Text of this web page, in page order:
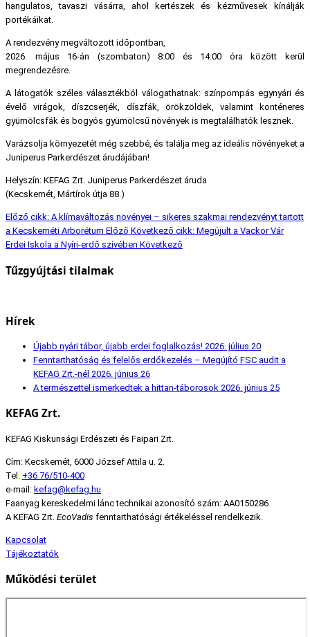
hangulatos, tavaszi vásárra, ahol kertészek és kézművesek kínálják
portékáikat.
A rendezvénymegváltozott időpontban,
2026. május 16-án (szombaton) 8:00 és 14:00 óra között kerül
megrendezésre.
A látogatók széles választékból válogathatnak: színpompás egynyári és
évelő virágok, díszcserjék, díszfák, örökzöldek, valamint konténeres
gyümölcsfák és bogyós gyümölcsű növények is megtalálhatók lesznek.
Varázsolja környezetét még szebbé, és találja meg az ideális növényeket a
Juniperus Parkerdészet árudájában!
Helyszín: KEFAG Zrt. Juniperus Parkerdészet áruda
(Kecskemét, Mártírok útja 88.)
Előző cikk: A klímaváltozás növényei – sikeres szakmai rendezvényt tartott
a Kecskeméti Arborétum Előző Következő cikk: Megújult a Vackor Vár
Erdei Iskola a Nyíri-erdő szívében Következő
Tűzgyújtási tilalmak
Hírek
Újabb nyári tábor, újabb erdei foglalkozás! 2026. július 20
Fenntarthatóság és felelős erdőkezelés – Megújító FSC audit a
KEFAG Zrt.-nél 2026. június 26
A természettel ismerkedtek a hittan-táborosok 2026. június 25
KEFAG Zrt.
KEFAG Kiskunsági Erdészeti és Faipari Zrt.
Cím: Kecskemét, 6000 József Attila u. 2.
Tel. +36 76/510-400
e-mail: kefag@kefag.hu
Faanyag kereskedelmi lánc technikai azonosító szám: AA0150286
A KEFAG Zrt. EcoVadis fenntarthatósági értékeléssel rendelkezik.
Kapcsolat
Tájékoztatók
Működési terület